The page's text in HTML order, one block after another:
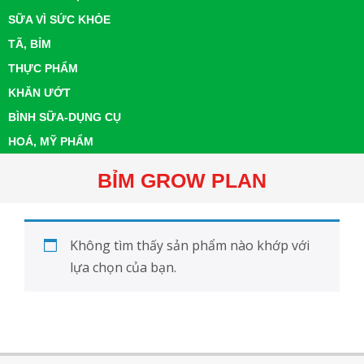
SỮA VÌ SỨC KHỎE
TÃ, BỈM
THỰC PHẨM
KHĂN ƯỚT
BÌNH SỮA-DỤNG CỤ
HOÁ, MỸ PHẨM
BỈM GROW PLAN
Không tìm thấy sản phẩm nào khớp với
lựa chọn của bạn.